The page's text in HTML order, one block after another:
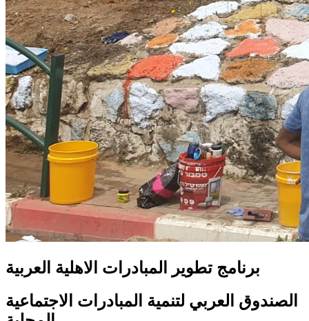
برنامج تطوير المبادرات الاهلية العربية
الصندوق العربي لتنمية المبادرات الاجتماعية